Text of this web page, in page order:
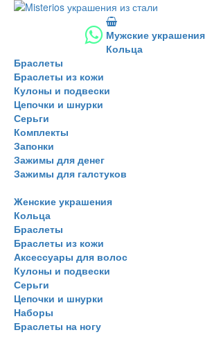
Мужские украшения
Кольца
Браслеты
Браслеты из кожи
Кулоны и подвески
Цепочки и шнурки
Серьги
Комплекты
Запонки
Зажимы для денег
Зажимы для галстуков
Женские украшения
Кольца
Браслеты
Браслеты из кожи
Аксессуары для волос
Кулоны и подвески
Серьги
Цепочки и шнурки
Наборы
Браслеты на ногу